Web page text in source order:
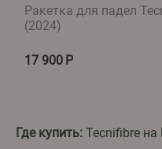
Ракетка для падел
(2024)
17 900 Р
Где купить: Tecnifibre на